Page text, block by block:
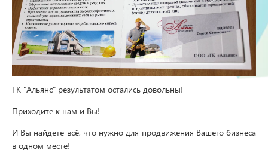
ГК "Альянс" результатом остались довольны!
Приходите к нам и Вы!
И Вы найдете всё, что нужно для продвижения Вашего бизнеса
в одном месте!